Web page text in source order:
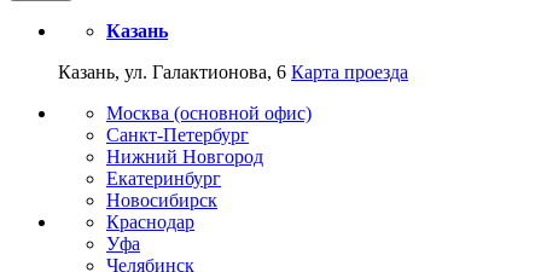
Казань
Казань, ул. Галактионова, 6 Карта проезда
Москва (основной офис)
Санкт-Петербург
Нижний Новгород
Екатеринбург
Новосибирск
Краснодар
Уфа
Челябинск